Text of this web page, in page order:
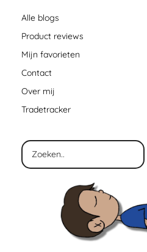
Alle blogs
Product reviews
Mijn favorieten
Contact
Over mij
Tradetracker